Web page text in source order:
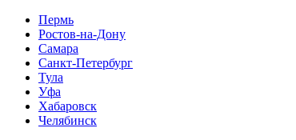
Пермь
Ростов-на-Дону
Самара
Санкт-Петербург
Тула
Уфа
Хабаровск
Челябинск